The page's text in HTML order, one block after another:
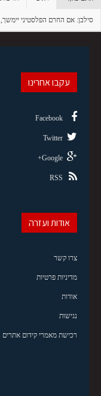
סילבן: אם החרם הפלסטיני
עקבו אחרינו
Facebook
Twitter
Google+
RSS
אודות ועזרה
צרו קשר
מדיניות פרטיות
אודות
נגישות
רכישת מאמרי קידום אתרים